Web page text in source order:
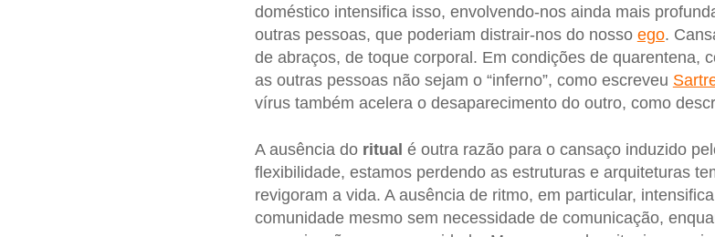
doméstico intensifica isso, envolvendo-nos ainda mais
outras pessoas, que poderiam distrair-nos do nosso ego.
de abraços, de toque corporal. Em condições de quarentena,
as outras pessoas não sejam o “inferno”, como escreveu
vírus também acelera o desaparecimento do outro, como
A ausência do ritual é outra razão para o cansaço induzido
flexibilidade, estamos perdendo as estruturas e arquiteturas
revigoram a vida. A ausência de ritmo, em particular,
comunidade mesmo sem necessidade de comunicação,